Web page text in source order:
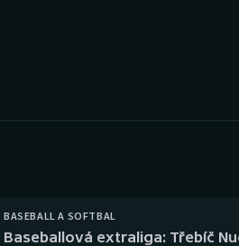
Plážový volejbal
BASEBALL A SOFTBAL
Baseballová extraliga: Třebíč